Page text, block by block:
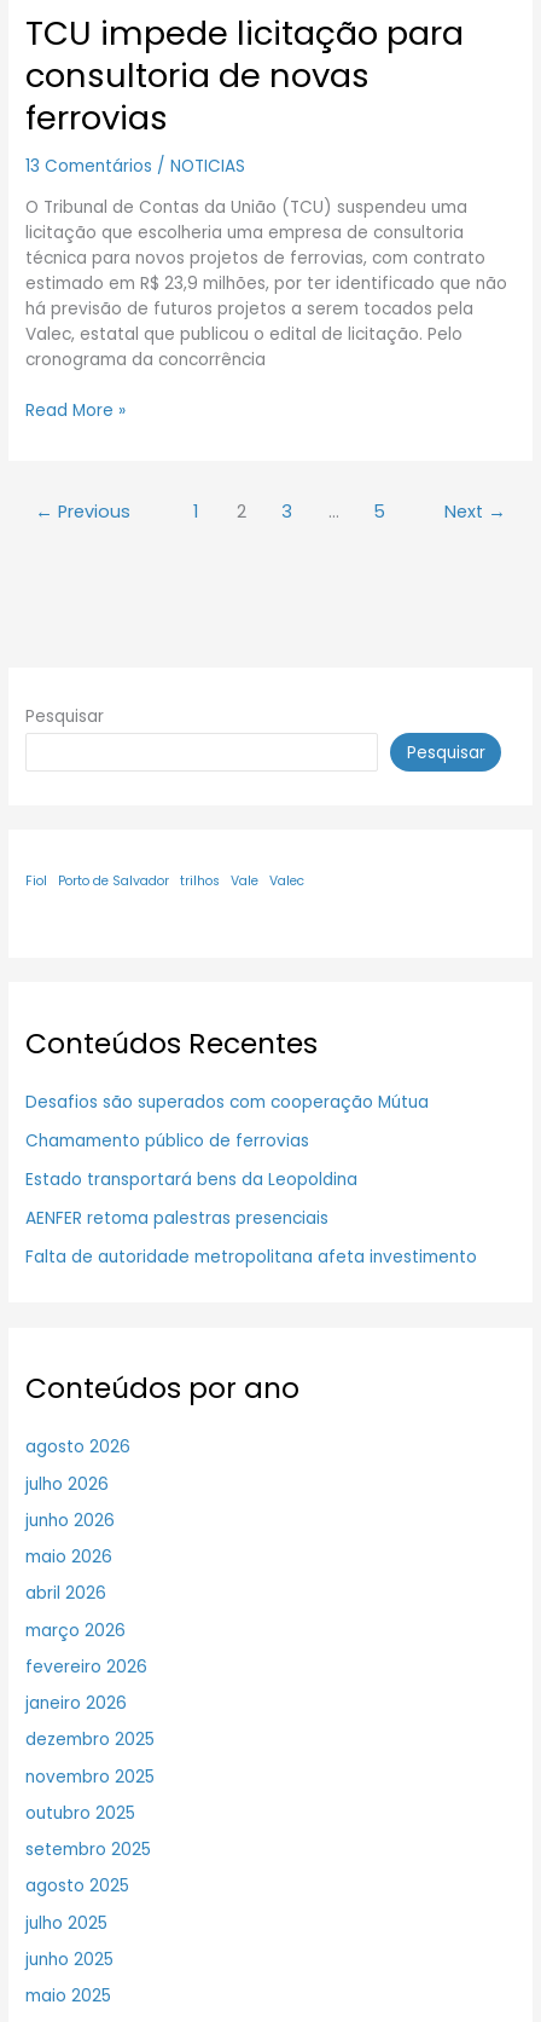
TCU impede licitação para
consultoria de novas
ferrovias
13 Comentários /NOTICIAS
O Tribunal de Contas da União (TCU) suspendeu uma
licitação que escolheria uma empresa de consultoria
técnica para novos projetos de ferrovias, com contrato
estimado em R$ 23,9 milhões, por ter identificado que não
há previsão de futuros projetos a serem tocados pela
Valec, estatal que publicou o edital de licitação. Pelo
cronograma da concorrência
TCU
impede
licitação
para
consultoria
novas
ferrovias
Read More »
← Previous 1 2 3 … 5 Next →
Pesquisar
Pesquisar
Fiol Porto de Salvador trilhos Vale Valec
Conteúdos Recentes
Desafios são superados com cooperação Mútua
Chamamento público de ferrovias
Estado transportará bens da Leopoldina
AENFER retoma palestras presenciais
Falta de autoridade metropolitana afeta investimento
Conteúdos por ano
agosto 2026
julho 2026
junho 2026
maio 2026
abril 2026
março 2026
fevereiro 2026
janeiro 2026
dezembro 2025
novembro 2025
outubro 2025
setembro 2025
agosto 2025
julho 2025
junho 2025
maio 2025